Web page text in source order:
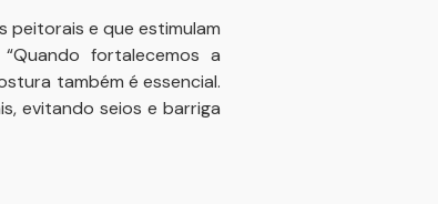
peitorais e que estimulam
fortalecemos a
também é essencial.
evitando seios e barriga